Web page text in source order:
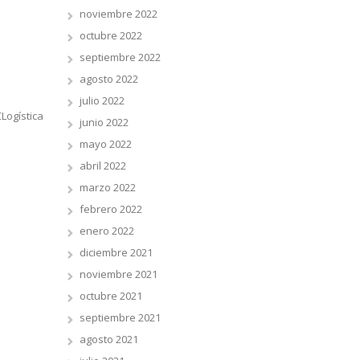
noviembre 2022
octubre 2022
septiembre 2022
agosto 2022
julio 2022
junio 2022
mayo 2022
abril 2022
marzo 2022
febrero 2022
enero 2022
diciembre 2021
noviembre 2021
octubre 2021
septiembre 2021
agosto 2021